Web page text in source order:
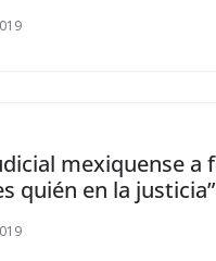
mexiquense a
quién en la justicia”